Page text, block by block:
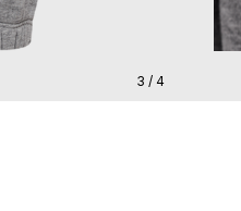
3 / 4